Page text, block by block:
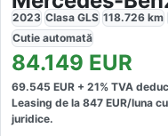
2023 Clasa GLS 118.726 km
Cutie automată
84.149 EUR
69.545 EUR + 21% TVA
Leasing de la 847 EUR/luna
juridice.